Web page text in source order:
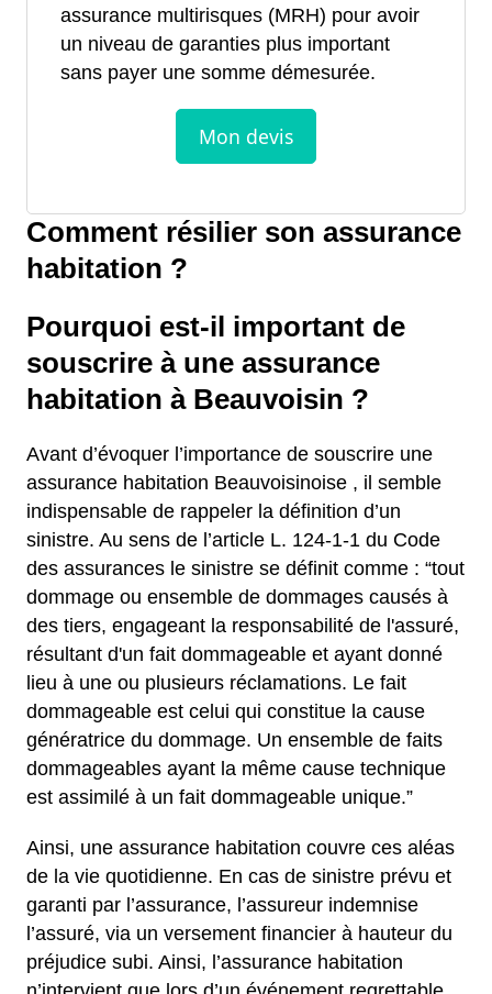
assurance multirisques (MRH) pour avoir
un niveau de garanties plus important
sans payer une somme démesurée.
Comment résilier son assurance
habitation ?
Pourquoi est-il important de
souscrire à une assurance
habitation à Beauvoisin ?
Avant d’évoquer l’importance de souscrire une
assurance habitation Beauvoisinoise , il semble
indispensable de rappeler la définition d’un
sinistre. Au sens de l’article L. 124-1-1 du Code
des assurances le sinistre se définit comme : “tout
dommage ou ensemble de dommages causés à
des tiers, engageant la responsabilité de l'assuré,
résultant d'un fait dommageable et ayant donné
lieu à une ou plusieurs réclamations. Le fait
dommageable est celui qui constitue la cause
génératrice du dommage. Un ensemble de faits
dommageables ayant la même cause technique
est assimilé à un fait dommageable unique.”
Ainsi, une assurance habitation couvre ces aléas
de la vie quotidienne. En cas de sinistre prévu et
garanti par l’assurance, l’assureur indemnise
l’assuré, via un versement financier à hauteur du
préjudice subi. Ainsi, l’assurance habitation